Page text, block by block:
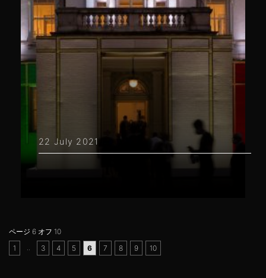
22 July 2021
ページ 6 オフ 10
1
3 4 5 6 7 8 9 10